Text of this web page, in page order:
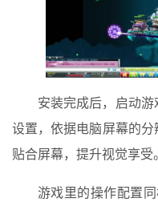
安装完成后，启动
设置，依据电脑屏幕的
贴合屏幕，提升视觉享受
游戏里的操作配置